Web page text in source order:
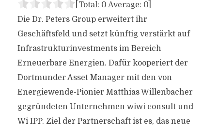
[Total: 0 Average: 0]
Die Dr. Peters Group erweitert ihr
Geschäftsfeld und setzt künftig verstärkt auf
Infrastrukturinvestments im Bereich
Erneuerbare Energien. Dafür kooperiert der
Dortmunder Asset Manager mit den von
Energiewende-Pionier Matthias Willenbacher
gegründeten Unternehmen wiwi consult und
Wi IPP. Ziel der Partnerschaft ist es, das neue